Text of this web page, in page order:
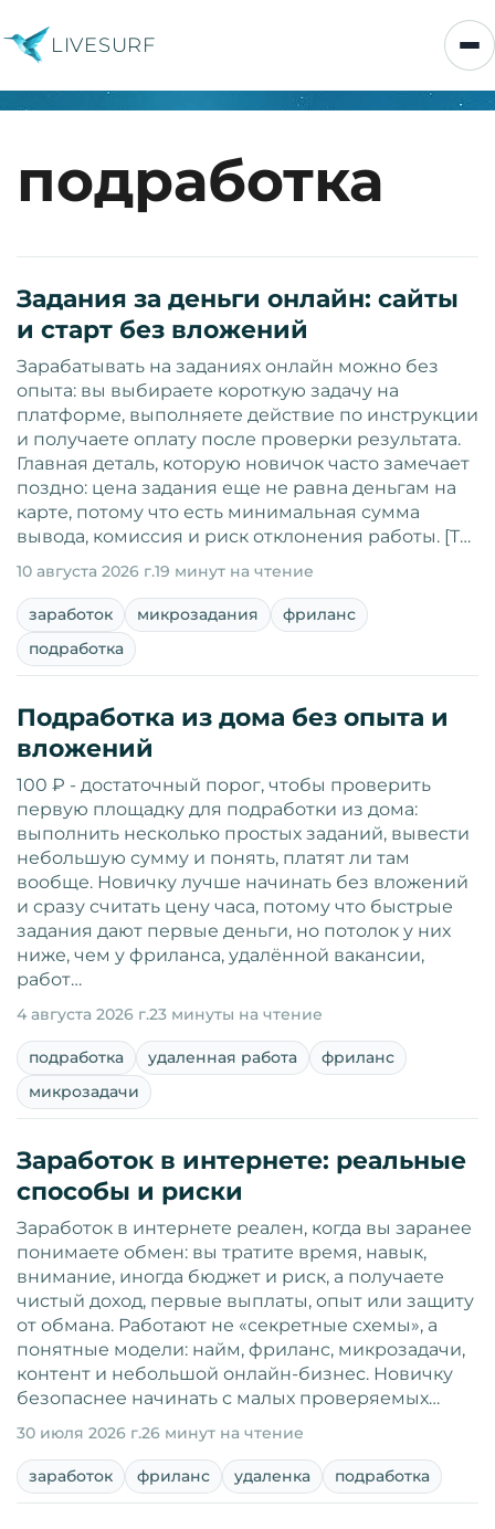
LIVESURF
подработка
Задания за деньги онлайн: сайты
и старт без вложений
Зарабатывать на заданиях онлайн можно без
опыта: вы выбираете короткую задачу на
платформе, выполняете действие по инструкции
и получаете оплату после проверки результата.
Главная деталь, которую новичок часто замечает
поздно: цена задания еще не равна деньгам на
карте, потому что есть минимальная сумма
вывода, комиссия и риск отклонения работы. [T…
10 августа 2026 г.19 минут на чтение
заработок микрозадания
фриланс
подработка
Подработка из дома без опыта и
вложений
100 ₽ - достаточный порог, чтобы проверить
первую площадку для подработки из дома:
выполнить несколько простых заданий, вывести
небольшую сумму и понять, платят ли там
вообще. Новичку лучше начинать без вложений
и сразу считать цену часа, потому что быстрые
задания дают первые деньги, но потолок у них
ниже, чем у фриланса, удалённой вакансии,
работ…
4 августа 2026 г.23 минуты на чтение
подработка удаленная работа
фриланс
микрозадачи
Заработок в интернете: реальные
способы и риски
Заработок в интернете реален, когда вы заранее
понимаете обмен: вы тратите время, навык,
внимание, иногда бюджет и риск, а получаете
чистый доход, первые выплаты, опыт или защиту
от обмана. Работают не «секретные схемы», а
понятные модели: найм, фриланс, микрозадачи,
контент и небольшой онлайн-бизнес. Новичку
безопаснее начинать с малых проверяемых…
30 июля 2026 г.26 минут на чтение
заработок фриланс удаленка подработка